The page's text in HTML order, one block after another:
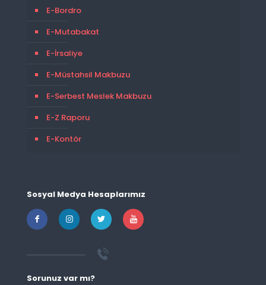
E-Bordro
E-Mutabakat
E-İrsaliye
E-Müstahsil Makbuzu
E-Serbest Meslek Makbuzu
E-Z Raporu
E-Kontör
Sosyal Medya Hesaplarımız
Sorunuz var mı?